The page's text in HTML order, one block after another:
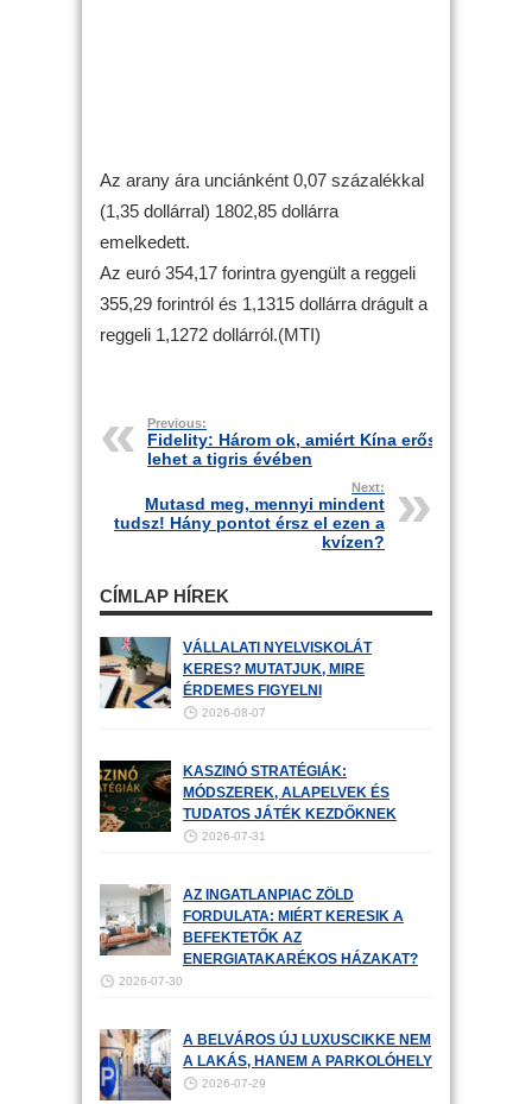
Az arany ára unciánként 0,07 százalékkal
(1,35 dollárral) 1802,85 dollárra
emelkedett.
Az euró 354,17 forintra gyengült a reggeli
355,29 forintról és 1,1315 dollárra drágult a
reggeli 1,1272 dollárról.(MTI)
Previous:
Fidelity: Három ok, amiért Kína erős
lehet a tigris évében
Next:
Mutasd meg, mennyi mindent
tudsz! Hány pontot érsz el ezen a
kvízen?
CÍMLAP HÍREK
VÁLLALATI NYELVISKOLÁT
KERES? MUTATJUK, MIRE
ÉRDEMES FIGYELNI
2026-08-07
KASZINÓ STRATÉGIÁK:
MÓDSZEREK, ALAPELVEK ÉS
TUDATOS JÁTÉK KEZDŐKNEK
2026-07-31
AZ INGATLANPIAC ZÖLD
FORDULATA: MIÉRT KERESIK A
BEFEKTETŐK AZ
ENERGIATAKARÉKOS HÁZAKAT?
2026-07-30
A BELVÁROS ÚJ LUXUSCIKKE NEM
A LAKÁS, HANEM A PARKOLÓHELY
2026-07-29